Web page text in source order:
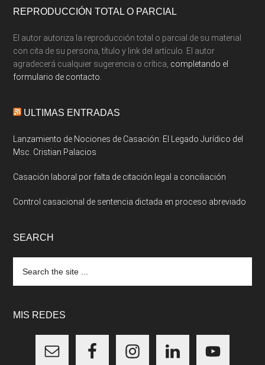
REPRODUCCIÓN TOTAL O PARCIAL
El autor autoriza la reproducción total o parcial de su material
con cita de su persona, título y link del artículo. El autor
agradecerá cualquier sugerencia o crítica, completando el
formulario de contacto.
ULTIMAS ENTRADAS
Lanzamiento de Nociones de Casación: El Legado Jurídico del
Msc. Cristian Palacios
Casación laboral por falta de citación legal a conciliación
Control casacional de sentencia dictada en proceso abreviado
SEARCH
the
MIS REDES